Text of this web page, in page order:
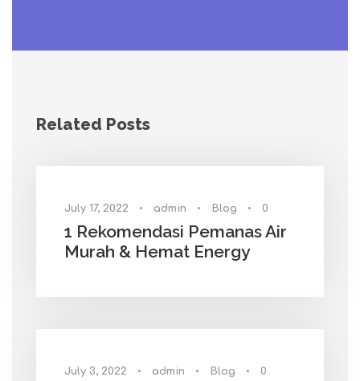
Related Posts
July 17, 2022 • admin • Blog • 0
1 Rekomendasi Pemanas Air
Murah & Hemat Energy
July 3, 2022 • admin • Blog • 0